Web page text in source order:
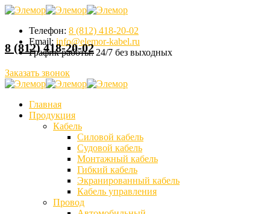
Телефон: 8 (812) 418-20-02
Email: info@elemor-kabel.ru
График работы: 24/7 без выходных
Заказать звонок
8 (812) 418-20-02
Главная
Продукция
Кабель
Силовой кабель
Судовой кабель
Монтажный кабель
Гибкий кабель
Экранированный кабель
Кабель управления
Провод